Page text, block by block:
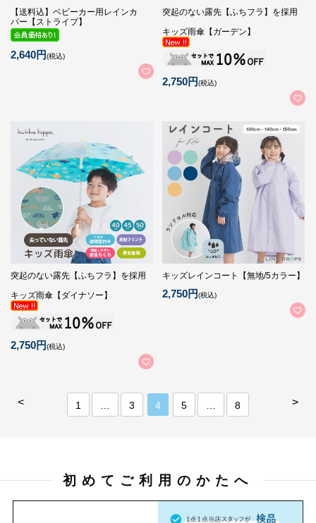
【送料込】ベビーカー用レインカ
バー【ストライプ】
2,640円(税込)
突起のない露先【ふちフラ】を採用
キッズ雨傘【ガーデン】
2,750円(税込)
突起のない露先【ふちフラ】を採用
キッズ雨傘【ダイナソー】
2,750円(税込)
キッズレインコート【無地/5カラー】
2,750円(税込)
< >
1 3 4 5 8
初めてご利用のかたへ